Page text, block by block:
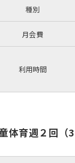
種別
月会費
利用時間
体育週２回（